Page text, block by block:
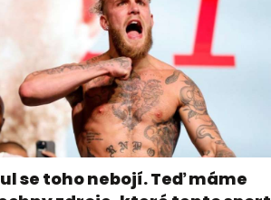
se toho nebojí. Teď máme